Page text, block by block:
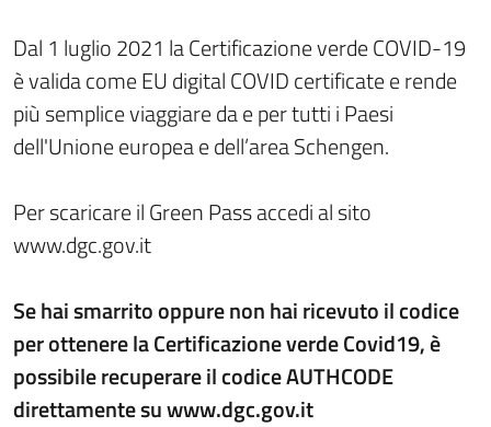
Dal 1 luglio 2021 la Certificazione verde COVID-19
è valida come EU digital COVID certificate e rende
più semplice viaggiare da e per tutti i Paesi
dell'Unione europea e dell’area Schengen.
Per scaricare il Green Pass accedi al sito
www.dgc.gov.it
Se hai smarrito oppure non hai ricevuto il codice
per ottenere la Certificazione verde Covid19, è
possibile recuperare il codice AUTHCODE
direttamente su www.dgc.gov.it